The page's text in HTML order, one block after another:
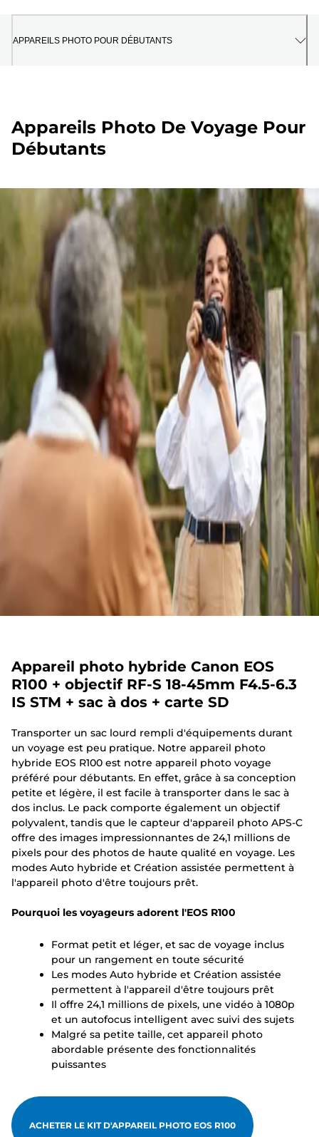
APPAREILS PHOTO POUR DÉBUTANTS
Appareils Photo De Voyage Pour
Débutants
Appareil photo hybride Canon EOS
R100 + objectif RF-S 18-45mm F4.5-6.3
IS STM + sac à dos + carte SD
Transporter un sac lourd rempli d'équipements durant
un voyage est peu pratique. Notre appareil photo
hybride EOS R100 est notre appareil photo voyage
préféré pour débutants. En effet, grâce à sa conception
petite et légère, il est facile à transporter dans le sac à
dos inclus. Le pack comporte également un objectif
polyvalent, tandis que le capteur d'appareil photo APS-C
offre des images impressionnantes de 24,1 millions de
pixels pour des photos de haute qualité en voyage. Les
modes Auto hybride et Création assistée permettent à
l'appareil photo d'être toujours prêt.
Pourquoi les voyageurs adorent l'EOS R100
Format petit et léger, et sac de voyage inclus
pour un rangement en toute sécurité
Les modes Auto hybride et Création assistée
permettent à l'appareil d'être toujours prêt
Il offre 24,1 millions de pixels, une vidéo à 1080p
et un autofocus intelligent avec suivi des sujets
Malgré sa petite taille, cet appareil photo
abordable présente des fonctionnalités
puissantes
ACHETER LE KIT D'APPAREIL PHOTO EOS R100